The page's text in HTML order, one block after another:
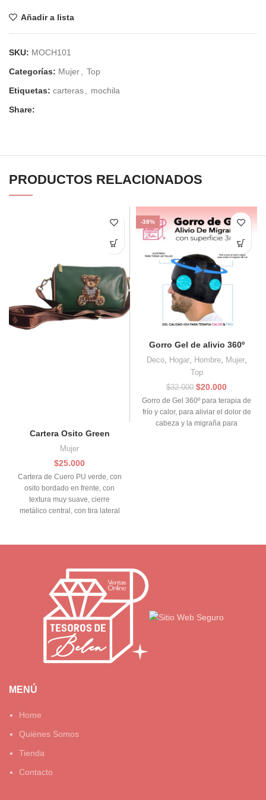
Añadir a lista
SKU: MOCH101
Categorías: Mujer
Top
Etiquetas: carteras
mochila
Share:
PRODUCTOS RELACIONADOS
Cartera Osito Green
Mujer
$25.000
Cartera de Cuero PU verde, con
osito bordado en frente, con
textura muy suave, cierre
metálico central, con tira lateral
-38%
Gorro Gel de alivio 360º
Deco, Hogar, Hombre, Mujer,
Top
$32.000 El
precio
original
era:
$32.000.
$20.000El
precio
actual
Gorro de Gel 360º para terapia de
frío y calor, para aliviar el dolor de
cabeza y la migraña para
MENÚ
Home
Quiénes Somos
Tienda
Contacto